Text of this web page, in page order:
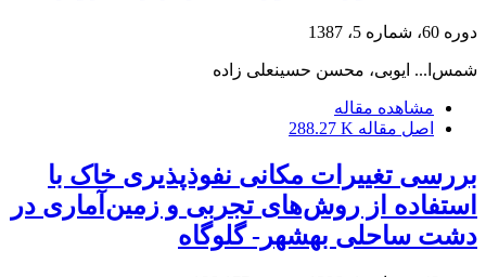
دوره 60، شماره 5، 1387
شمس‌ا... ایوبی، محسن حسینعلی زاده
مشاهده مقاله
اصل مقاله 288.27 K
بررسی تغییرات مکانی نفوذپذیری خاک با
استفاده از روش‌های تجربی و زمین‌آماری در
دشت ساحلی بهشهر- گلوگاه